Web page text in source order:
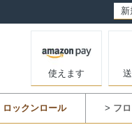
使えます
ロックンロール > フ